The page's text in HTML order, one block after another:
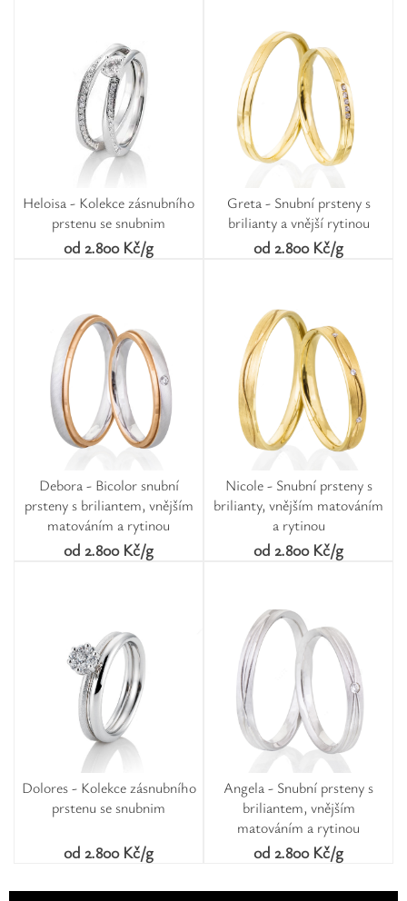
Heloisa - Kolekce zásnubního
prstenu se snubnim
od 2.800 Kč/g
Greta - Snubní prsteny s
brilianty a vnější rytinou
od 2.800 Kč/g
Debora - Bicolor snubní
prsteny s briliantem, vnějším
matováním a rytinou
od 2.800 Kč/g
Nicole - Snubní prsteny s
brilianty, vnějším matováním
a rytinou
od 2.800 Kč/g
Dolores - Kolekce zásnubního
prstenu se snubnim
od 2.800 Kč/g
Angela - Snubní prsteny s
briliantem, vnějším
matováním a rytinou
od 2.800 Kč/g